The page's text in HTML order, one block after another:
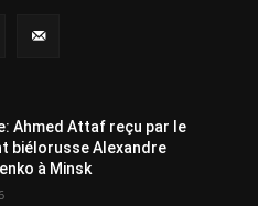
Ahmed Attaf reçu par le
biélorusse Alexandre
à Minsk